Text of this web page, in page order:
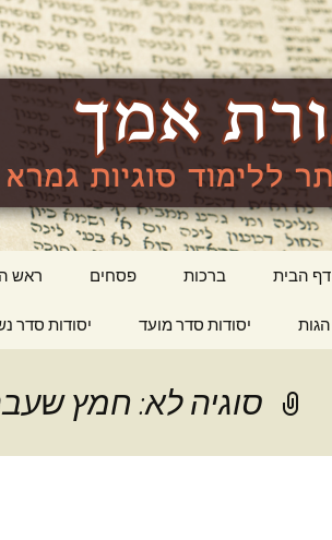
האתר ללימוד סוגיות גמרא
לתוכן
דף הבית ברכות פסחים ראש
הגות יסודות סדר מועד יסודות סדר
סוגיה לא: חמץ